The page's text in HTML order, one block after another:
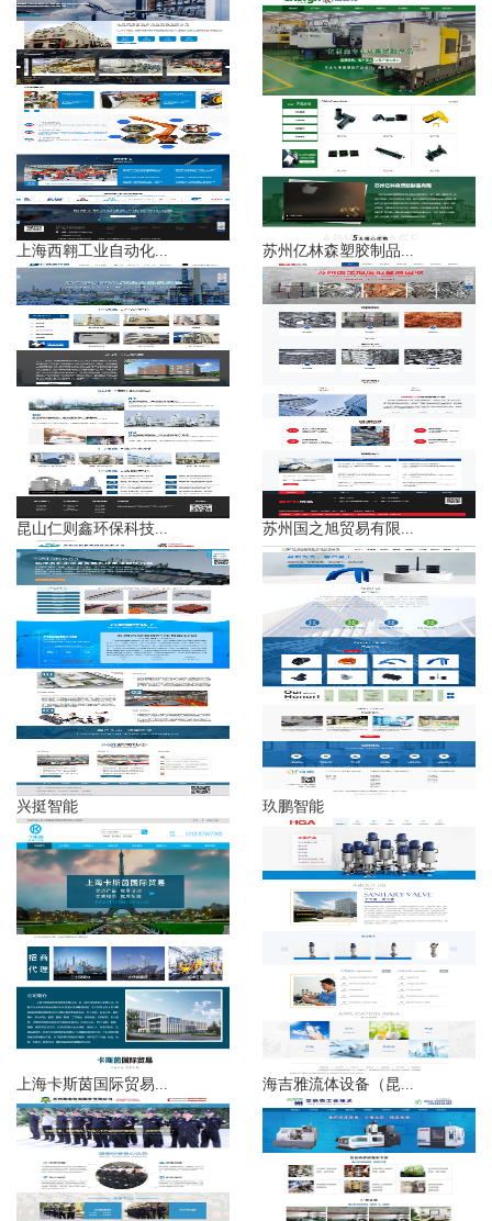
上海西翱工业自动化... 苏州亿林森塑胶制品...
昆山仁则鑫环保科技... 苏州国之旭贸易有限...
兴挺智能 玖鹏智能
上海卡斯茵国际贸易... 海吉雅流体设备（昆...